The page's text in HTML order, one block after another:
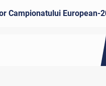
Campionatului European-